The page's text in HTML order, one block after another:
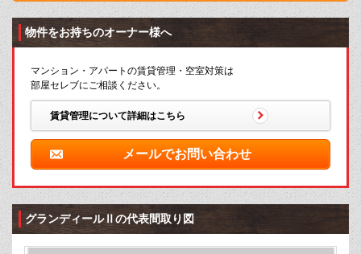
物件をお持ちのオーナー様へ
マンション・アパートの賃貸管理・空室対策は
部屋セレブにご相談ください。
賃貸管理について詳細はこちら
メールでお問い合わせ
グランディールⅡの代表間取り図